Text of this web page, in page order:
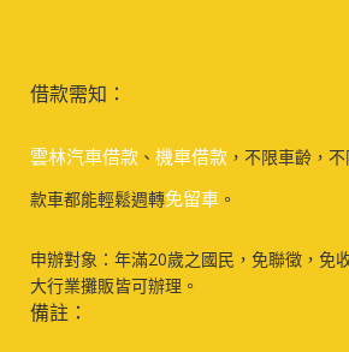
借款需知：
雲林汽車借款 、 機車借款 ，不限車齡，
款車都能輕鬆週轉免留車 。
申辦對象：年滿20歲之國民，免聯徵，免
大行業攤販皆可辦理。
備註：